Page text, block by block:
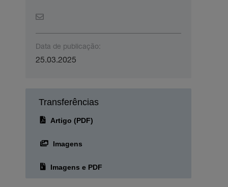
Data de publicação:
25.03.2025
Transferências
Artigo (PDF)
Imagens
Imagens e PDF